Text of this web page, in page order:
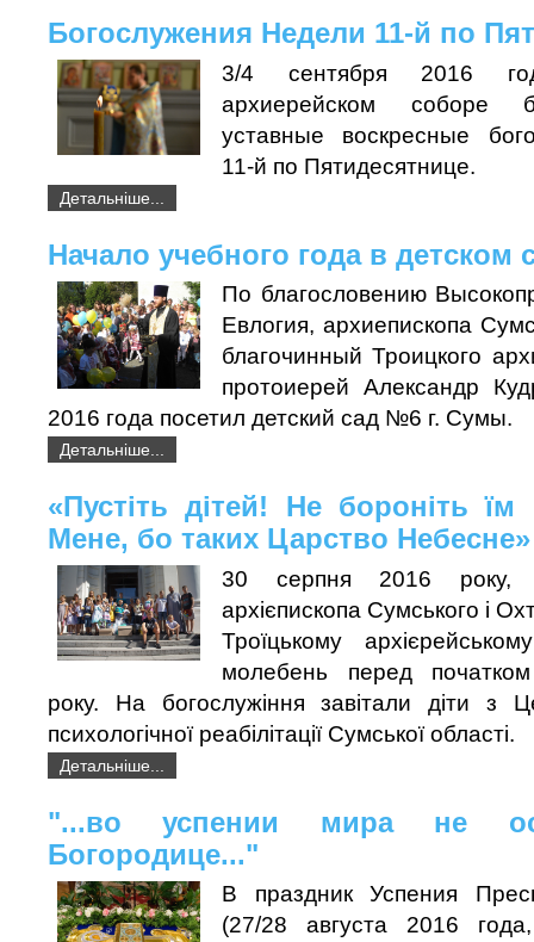
Богослужения Недели 11-й по
3/4 сентября 2016
архиерейском соборе
уставные воскресные
11-й по Пятидесятнице.
Детальніше...
Начало учебного года в детском
По благословению
Евлогия, архиепископа
благочинный Троицкого
протоиерей Александр
2016 года посетил детский сад №6 г. Сумы.
Детальніше...
«Пустіть дітей! Не бороніть
Мене, бо таких Царство Небесне»
30 серпня 2016 року,
архієпископа Сумського і
Троїцькому
молебень перед
року. На богослужіння завітали діти з
психологічної реабілітації Сумської області.
Детальніше...
"...во успении мира не
Богородице..."
В праздник Успения
(27/28 августа 2016